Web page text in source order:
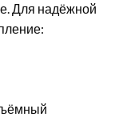
Для надёжной